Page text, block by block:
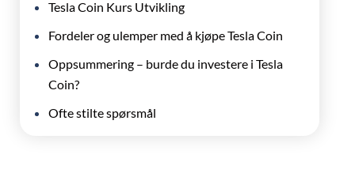
Tesla Coin Kurs Utvikling
Fordeler og ulemper med å kjøpe Tesla Coin
Oppsummering – burde du investere i Tesla
Coin?
Ofte stilte spørsmål